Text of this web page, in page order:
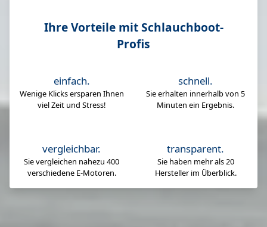
Ihre Vorteile mit Schlauchboot-
Profis
einfach.
Wenige Klicks ersparen Ihnen
viel Zeit und Stress!
schnell.
Sie erhalten innerhalb von 5
Minuten ein Ergebnis.
vergleichbar.
Sie vergleichen nahezu 400
verschiedene E-Motoren.
transparent.
Sie haben mehr als 20
Hersteller im Überblick.